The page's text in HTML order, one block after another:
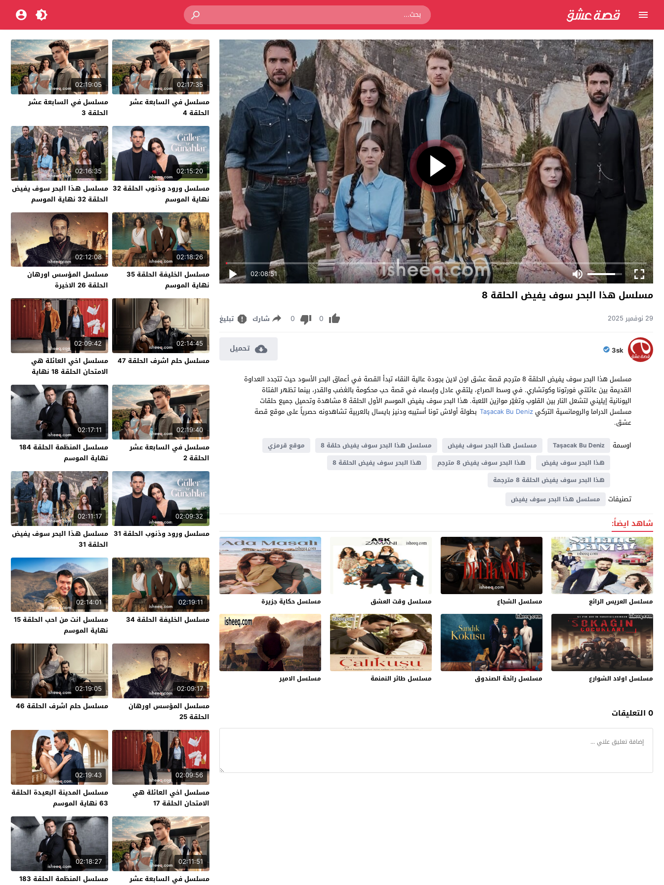
02:08:51
مسلسل هذا البحر سوف يفيض الحلقة 8
29 نوفمبر 2025 0
0 شارك تبليغ
3sk تحميل
مسلسل هذا البحر سوف يفيض الحلقة 8 مترجم قصة عشق اون لاين بجودة عالية النقاء تبدأ القصة في أعماق البحر الأسود حيث تتجدد العداوة
القديمة بين عائلتي فورتونا وكوتشاري. في وسط الصراع، يلتقي عادل وإسماء في قصة حب محكومة بالغضب والقدر، بينما تظهر الفتاة
اليونانية إيليني لتشعل النار بين القلوب وتغيّر موازين اللعبة. هذا البحر سوف يفيض الموسم الأول الحلقة 8 مشاهدة وتحميل جميع حلقات
مسلسل الدراما والرومانسية التركيTaşacak Bu Deniz بطولة أولاش تونا أستيبه ودنيز بايسال بالعربية تشاهدونه حصرياً على موقع قصة
عشق.
اوسمة
Taşacak Bu Deniz مسلسل هذا البحر سوف يفيض مسلسل هذا البحر سوف يفيض حلقة 8
موقع قرمزي
هذا البحر سوف يفيض
هذا البحر سوف يفيض 8 مترجم
هذا البحر سوف يفيض الحلقة 8
هذا البحر سوف يفيض الحلقة 8 مترجمة
تصنيفات مسلسل هذا البحر سوف يفيض
شاهد ايضاً:
مسلسل العريس الرائع مسلسل الشجاع مسلسل وقت العشق مسلسل حكاية جزيرة
مسلسل اولاد الشوارع مسلسل رائحة الصندوق مسلسل طائر النمنمة مسلسل الامير
0 التعليقات
02:17:35
مسلسل في السابعة عشر
الحلقة 4
02:19:05
مسلسل في السابعة عشر
الحلقة 3
02:15:20
مسلسل ورود وذنوب الحلقة 32
نهاية الموسم
02:16:35
مسلسل هذا البحر سوف يفيض
الحلقة 32 نهاية الموسم
02:18:26
مسلسل الخليفة الحلقة 35
نهاية الموسم
02:12:08
مسلسل المؤسس اورهان
الحلقة 26 الاخيرة
02:14:45
مسلسل حلم اشرف الحلقة 47
02:09:42
مسلسل اخي العائلة هي
الامتحان الحلقة 18 نهاية
الموسم
02:19:40
مسلسل في السابعة عشر
الحلقة 2
02:17:11
مسلسل المنظمة الحلقة 184
نهاية الموسم
02:09:32
مسلسل ورود وذنوب الحلقة 31
02:11:17
مسلسل هذا البحر سوف يفيض
الحلقة 31
02:19:11
مسلسل الخليفة الحلقة 34
02:14:01
مسلسل انت من احب الحلقة 15
نهاية الموسم
02:09:17
مسلسل المؤسس اورهان
الحلقة 25
02:19:05
مسلسل حلم اشرف الحلقة 46
02:09:56
مسلسل اخي العائلة هي
الامتحان الحلقة 17
02:19:43
مسلسل المدينة البعيدة الحلقة
63 نهاية الموسم
02:11:51
مسلسل في السابعة عشر
02:18:27
مسلسل المنظمة الحلقة 183